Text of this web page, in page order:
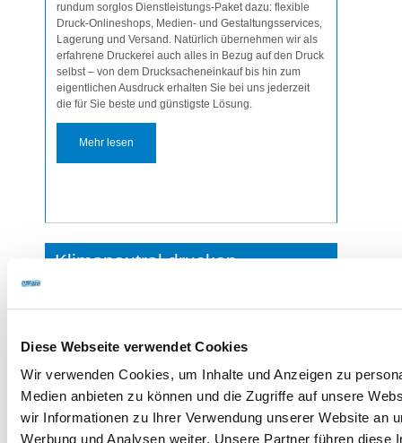
Diese Webseite verwendet Cookies
Wir verwenden Cookies, um Inhalte und Anzeigen zu
Medien anbieten zu können und die Zugriffe auf unsere
wir Informationen zu Ihrer Verwendung unserer Website an
Werbung und Analysen weiter. Unsere Partner führen diese
rundum sorglos Dienstleistungs-Paket dazu: flexible
Druck-Onlineshops, Medien- und Gestaltungsservices,
Lagerung und Versand. Natürlich übernehmen wir als
erfahrene Druckerei auch alles in Bezug auf den Druck
selbst – von dem Drucksacheneinkauf bis hin zum
eigentlichen Ausdruck erhalten Sie bei uns jederzeit
die für Sie beste und günstigste Lösung.
Mehr lesen
Klimaneutral drucken